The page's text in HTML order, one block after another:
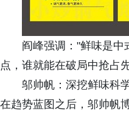
阎峰强调："鲜味是
点，谁就能在破局中抢占
邬帅帆：深挖鲜味科
在趋势蓝图之后，邬帅帆